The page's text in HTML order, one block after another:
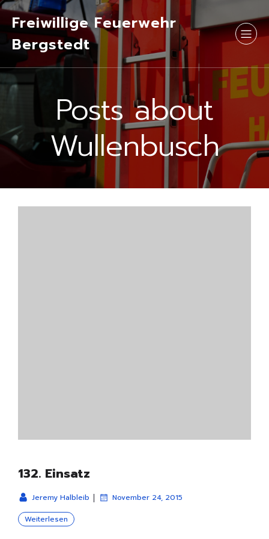
Freiwillige Feuerwehr
Bergstedt
Posts about
Wullenbusch
132. Einsatz
Jeremy Halbleib | November 24, 2015
Weiterlesen